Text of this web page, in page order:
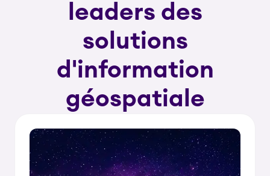
leaders des
solutions
d'information
géospatiale